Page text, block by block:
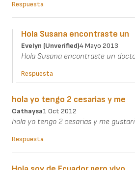
Respuesta
Hola Susana encontraste un
Evelyn (unverified)4 Mayo 2013
Hola Susana encontraste un
Respuesta
hola yo tengo 2 cesarias y me
Cathaysa1 Oct 2012
hola yo tengo 2 cesarias y me
Respuesta